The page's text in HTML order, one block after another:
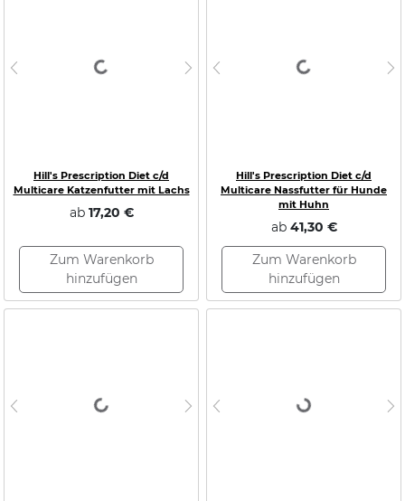
Loading...
Previous Next
Hill's Prescription Diet c/d
Multicare Katzenfutter mit Lachs
ab 17,20 €
Zum Warenkorb
hinzufügen
Loading...
Previous
Hill's Prescription Diet c/d
Multicare Nassfutter für Hunde
mit Huhn
ab 41,30 €
Zum Warenkorb
hinzufügen
Loading...
Previous Next
Loading...
Previous